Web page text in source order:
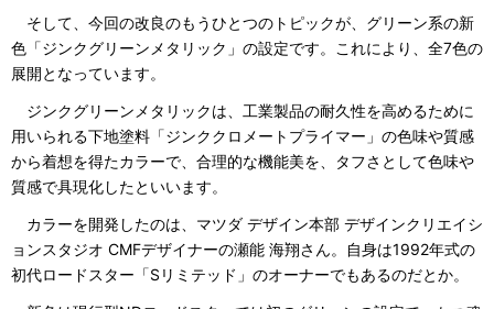
そして、今回の改良のもうひとつのトピックが、グリーン系の新
色「ジンクグリーンメタリック」の設定です。これにより、全7色の
展開となっています。
ジンクグリーンメタリックは、工業製品の耐久性を高めるために
用いられる下地塗料「ジンククロメートプライマー」の色味や質感
から着想を得たカラーで、合理的な機能美を、タフさとして色味や
質感で具現化したといいます。
カラーを開発したのは、マツダ デザイン本部 デザインクリエイシ
ョンスタジオ CMFデザイナーの瀬能 海翔さん。自身は1992年式の
初代ロードスター「Sリミテッド」のオーナーでもあるのだとか。